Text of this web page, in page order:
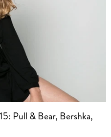
Pull & Bear, Bershka,